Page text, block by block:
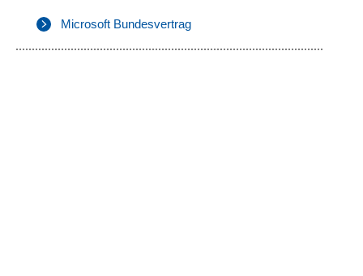
Microsoft Bundesvertrag